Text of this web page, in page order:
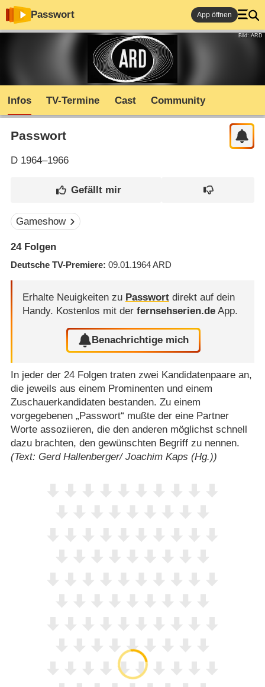
Passwort App öffnen
Bild: ARD
Infos TV-Termine Cast Community
Passwort
D1964–1966
Gameshow
24Folgen
Deutsche TV-Premiere 09.01.1964ARD
Erhalte Neuigkeiten zu Passwortdirekt auf dein
Handy. Kostenlos mit der fernsehserien.deApp.
Benachrichtige mich
In jeder der 24 Folgen traten zwei Kandidatenpaare an,
die jeweils aus einem Prominenten und einem
Zuschauerkandidaten bestanden. Zu einem
vorgegebenen „Passwort“ mußte der eine Partner
Worte assoziieren, die den anderen möglichst schnell
dazu brachten, den gewünschten Begriff zu nennen.
(Text: Gerd Hallenberger/ Joachim Kaps (Hg.))